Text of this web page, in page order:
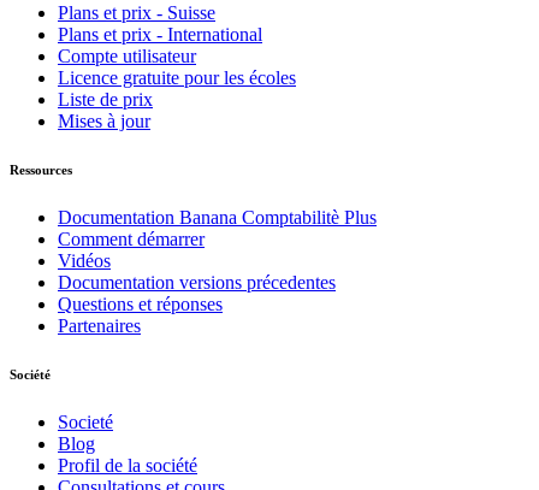
Plans et prix - Suisse
Plans et prix - International
Compte utilisateur
Licence gratuite pour les écoles
Liste de prix
Mises à jour
Ressources
Documentation Banana Comptabilitè Plus
Comment démarrer
Vidéos
Documentation versions précedentes
Questions et réponses
Partenaires
Société
Societé
Blog
Profil de la société